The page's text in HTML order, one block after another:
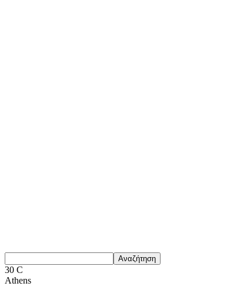
30 C
Athens